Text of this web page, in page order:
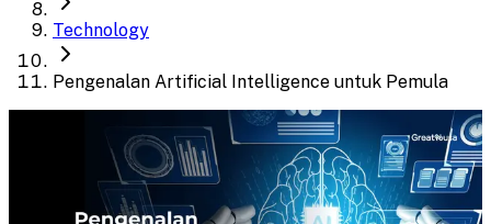
Technology
Pengenalan Artificial Intelligence untuk Pemula